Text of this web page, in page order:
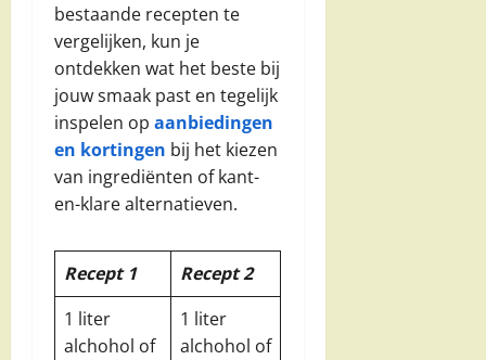
bestaande recepten te
vergelijken, kun je
ontdekken wat het beste bij
jouw smaak past en tegelijk
inspelen op aanbiedingen
en kortingen bij het kiezen
van ingrediënten of kant-
en-klare alternatieven.
Recept 1
Recept 2
1 liter
alchohol of
1 liter
alchohol of